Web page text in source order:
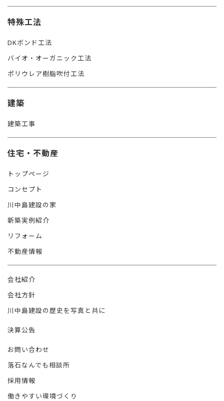
特殊工法
DKボンド工法
バイオ・オーガニック工法
ポリウレア樹脂吹付工法
建築
建築工事
住宅・不動産
トップページ
コンセプト
川中島建設の家
新築実例紹介
リフォーム
不動産情報
会社紹介
会社方針
川中島建設の歴史を写真と共に
決算公告
お問い合わせ
落石なんでも相談所
採用情報
働きやすい環境づくり